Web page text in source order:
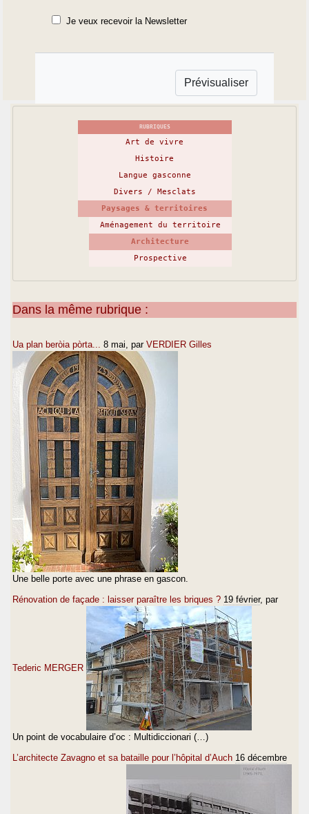
Je veux recevoir la Newsletter
RUBRIQUES
Art de vivre
Histoire
Langue gasconne
Divers / Mesclats
Paysages & territoires
Aménagement du territoire
Architecture
Prospective
Dans la même rubrique :
Ua plan beròia pòrta... 8 mai , par VERDIER Gilles
Une belle porte avec une phrase en gascon.
Rénovation de façade : laisser paraître les briques ? 19 février, par
Tederic MERGER
Un point de vocabulaire d’oc : Multidiccionari (…)
L’architecte Zavagno et sa bataille pour l’hôpital d’Auch 16 décembre